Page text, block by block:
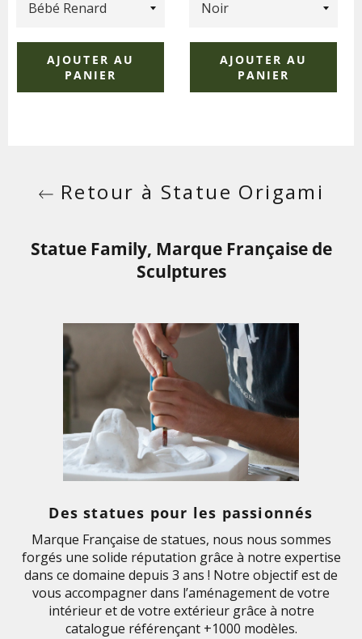
AJOUTER AU
PANIER
AJOUTER AU
PANIER
Retour à Statue Origami
Statue Family, Marque Française de
Sculptures
Des statues pour les passionnés
Marque Française de statues, nous nous sommes
forgés une solide réputation grâce à notre expertise
dans ce domaine depuis 3 ans ! Notre objectif est de
vous accompagner dans l’aménagement de votre
intérieur et de votre extérieur grâce à notre
catalogue référençant +1000 modèles.